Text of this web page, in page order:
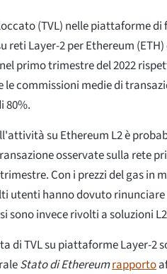
(TVL) nelle piattaforme
reti Layer-2 per Ethereum
primo trimestre del 2022
le commissioni medie di
80%.
su Ethereum L2 è
osservate sulla rete
Con i prezzi del gas in
utenti hanno dovuto
sono invece rivolti a soluzioni
di TVL su piattaforme Layer-2
Stato di Ethereumrapporto